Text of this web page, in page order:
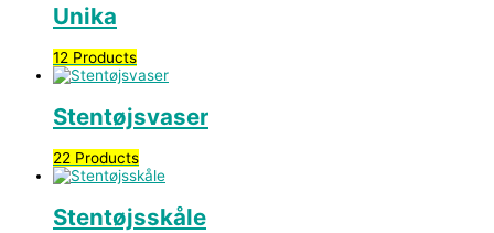
Unika
12 Products
Stentøjsvaser
22 Products
Stentøjsskåle